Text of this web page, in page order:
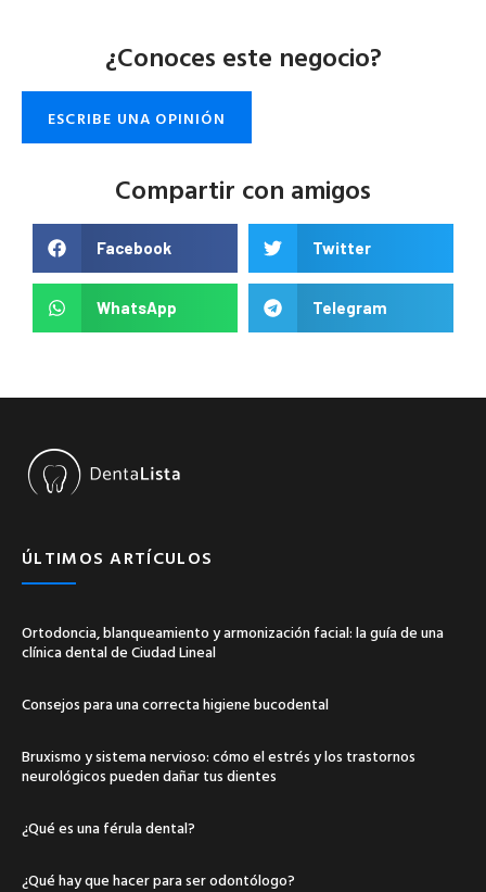
¿Conoces este negocio?
ESCRIBE UNA OPINIÓN
Compartir con amigos
Facebook Twitter
WhatsApp Telegram
ÚLTIMOS ARTÍCULOS
Ortodoncia, blanqueamiento y armonización facial: la guía de una
clínica dental de Ciudad Lineal
Consejos para una correcta higiene bucodental
Bruxismo y sistema nervioso: cómo el estrés y los trastornos
neurológicos pueden dañar tus dientes
¿Qué es una férula dental?
¿Qué hay que hacer para ser odontólogo?